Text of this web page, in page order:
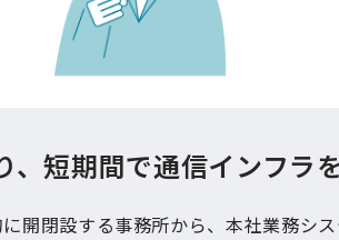
、短期間で通信インフラ
開閉設する事務所から、本社業務シ